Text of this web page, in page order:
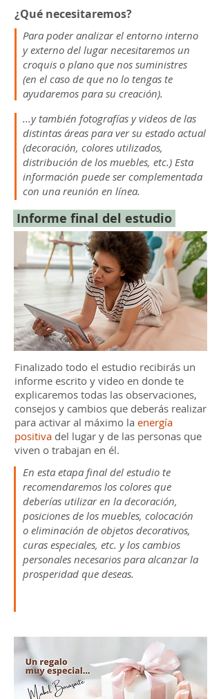
¿Qué necesitaremos?
Para poder analizar el entorno interno
y externo del lugar necesitaremos un
croquis o plano que nos suministres
(en el caso de que no lo tengas te
ayudaremos para su creación).
...y también fotografías y videos de las
distintas áreas para ver su estado actual
(decoración, colores utilizados,
distribución de los muebles, etc.) Esta
información puede ser complementada
con una reunión en línea.
Informe final del estudio
Finalizado todo el estudio recibirás un
informe escrito y video en donde te
explicaremos todas las observaciones,
consejos y cambios que deberás realizar
para activar al máximo la energía
positiva del lugar y de las personas que
viven o trabajan en él.
En esta etapa final del estudio te
recomendaremos los colores que
deberías utilizar en la decoración,
posiciones de los muebles, colocación
o eliminación de objetos decorativos,
curas especiales, etc. y los cambios
personales necesarios para alcanzar la
prosperidad que deseas.